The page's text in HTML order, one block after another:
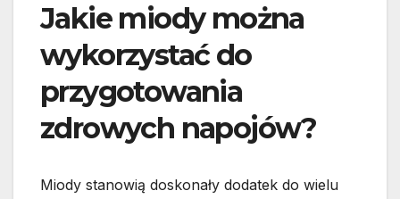
Jakie miody można
wykorzystać do
przygotowania
zdrowych napojów?
Miody stanowią doskonały dodatek do wielu